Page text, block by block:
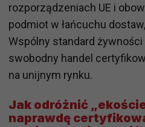
rozporządzeniach UE i
podmiot w łańcuchu
Wspólny standard
swobodny handel
na unijnym rynku.
Jak odróżnić
naprawdę